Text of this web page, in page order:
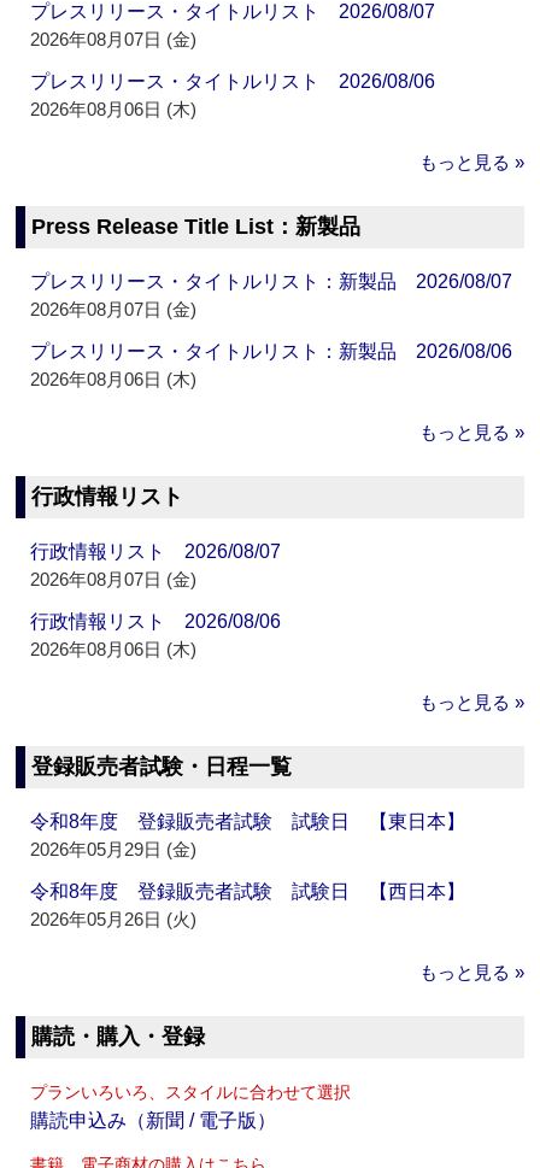
プレスリリース・タイトルリスト 2026/08/07
2026年08月07日 (金)
プレスリリース・タイトルリスト 2026/08/06
2026年08月06日 (木)
もっと見る »
Press Release Title List：新製品
プレスリリース・タイトルリスト：新製品 2026/08/07
2026年08月07日 (金)
プレスリリース・タイトルリスト：新製品 2026/08/06
2026年08月06日 (木)
もっと見る »
行政情報リスト
行政情報リスト 2026/08/07
2026年08月07日 (金)
行政情報リスト 2026/08/06
2026年08月06日 (木)
もっと見る »
登録販売者試験・日程一覧
令和8年度 登録販売者試験 試験日 【東日本】
2026年05月29日 (金)
令和8年度 登録販売者試験 試験日 【西日本】
2026年05月26日 (火)
もっと見る »
購読・購入・登録
プランいろいろ、スタイルに合わせて選択
購読申込み（新聞 / 電子版）